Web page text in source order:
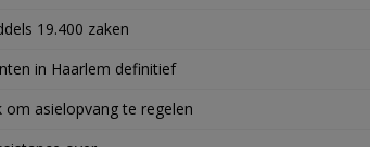
19.400 zaken
in Haarlem definitief
asielopvang te regelen